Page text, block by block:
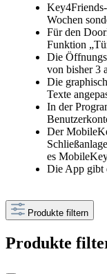
Wochen
Für den
Funktion
Die
von bisher 3
Die
Texte
In der
Der
es
Die App gibt
Produkte filtern
Produkte